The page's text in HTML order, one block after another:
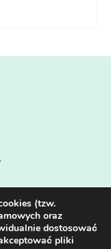
Katowice(tzw.
oraz
dostosować
pliki